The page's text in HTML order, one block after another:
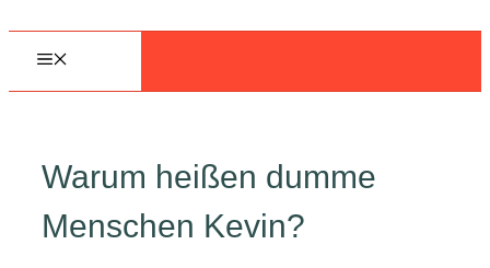
Warum heißen dumme
Menschen Kevin?